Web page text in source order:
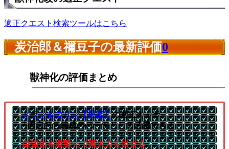
適正クエスト検索ツールはこちら
炭治郎＆禰豆子の最新評価0
獣神化の評価まとめ
メラン＆コリン【星墓】の適正キャラ
└固定打ち編成のパーツとして活躍できる
自強化＆追撃SSで高火力を出せる